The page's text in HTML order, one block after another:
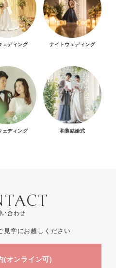
ェディング ナイトウェディング
ェディング 和装結婚式
い合わせ
見学にお越しください
(オンライン可)